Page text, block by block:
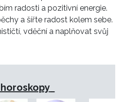
radosti a pozitivní energie.
a šířte radost kolem sebe.
vděční a naplňovat svůj